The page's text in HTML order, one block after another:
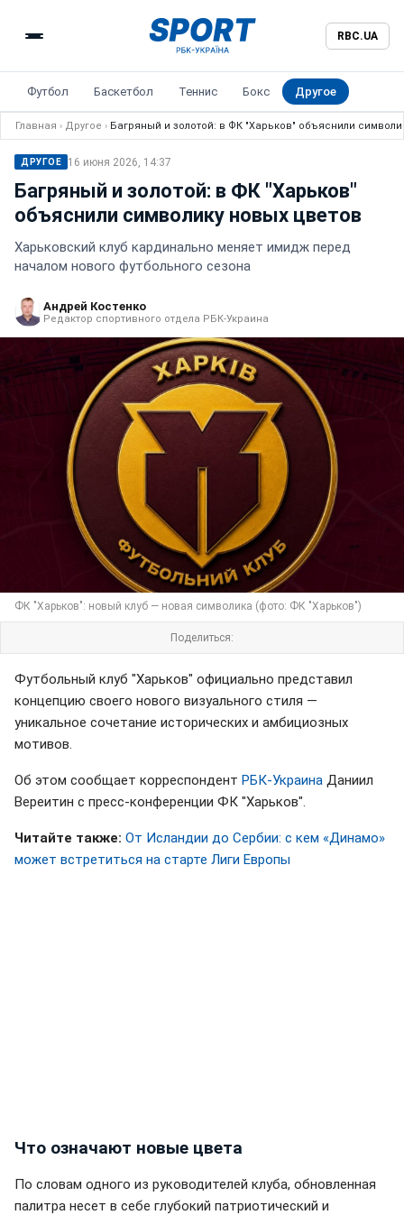
RBC.UA
Футбол Баскетбол Теннис Бокс Другое
Главная › Другое › Багряный и золотой: в ФК "Харьков" объяснили
ДРУГОЕ 16 июня 2026, 14:37
Багряный и золотой: в ФК "Харьков"
объяснили символику новых цветов
Харьковский клуб кардинально меняет имидж перед
началом нового футбольного сезона
Андрей Костенко
Редактор спортивного отдела РБК-Украина
ФК "Харьков": новый клуб — новая символика (фото: ФК "Харьков")
Поделиться:
Футбольный клуб "Харьков" официально представил
концепцию своего нового визуального стиля —
уникальное сочетание исторических и амбициозных
мотивов.
Об этом сообщает корреспондент РБК-Украина Даниил
Вереитин с пресс-конференции ФК "Харьков".
Читайте также: От Исландии до Сербии: с кем «Динамо»
может встретиться на старте Лиги Европы
Что означают новые цвета
По словам одного из руководителей клуба, обновленная
палитра несет в себе глубокий патриотический и